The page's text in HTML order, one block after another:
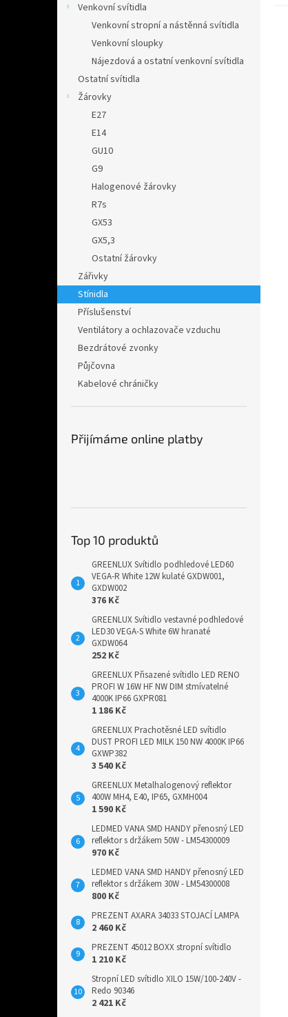
Venkovní svítidla
Venkovní stropní a nástěnná svítidla
Venkovní sloupky
Nájezdová a ostatní venkovní svítidla
Ostatní svítidla
Žárovky
E27
E14
GU10
G9
Halogenové žárovky
R7s
GX53
GX5,3
Ostatní žárovky
Zářivky
Stínidla
Příslušenství
Ventilátory a ochlazovače vzduchu
Bezdrátové zvonky
Půjčovna
Kabelové chráničky
Přijímáme online platby
Top 10 produktů
GREENLUX Svítidlo podhledové LED60
VEGA-R White 12W kulaté GXDW001,
GXDW002
376 Kč
GREENLUX Svítidlo vestavné podhledové
LED30 VEGA-S White 6W hranaté
GXDW064
252 Kč
GREENLUX Přisazené svítidlo LED RENO
PROFI W 16W HF NW DIM stmívatelné
4000K IP66 GXPR081
1 186 Kč
GREENLUX Prachotěsné LED svítidlo
DUST PROFI LED MILK 150 NW 4000K IP66
GXWP382
3 540 Kč
GREENLUX Metalhalogenový reflektor
400W MH4, E40, IP65, GXMH004
1 590 Kč
LEDMED VANA SMD HANDY přenosný LED
reflektor s držákem 50W - LM54300009
970 Kč
LEDMED VANA SMD HANDY přenosný LED
reflektor s držákem 30W - LM54300008
800 Kč
PREZENT AXARA 34033 STOJACÍ LAMPA
2 460 Kč
PREZENT 45012 BOXX stropní svítidlo
1 210 Kč
Stropní LED svítidlo XILO 15W/100-240V -
Redo 90346
2 421 Kč